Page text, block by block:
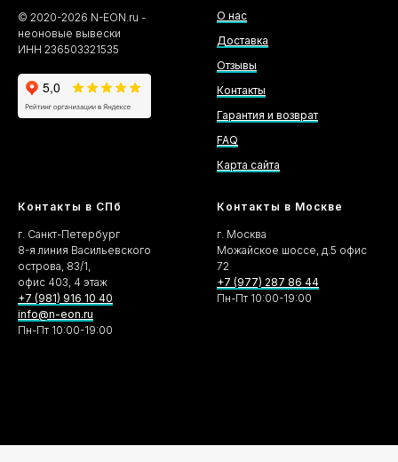
© 2020-2026 N-EON.ru -
неоновые вывески
ИНН 236503321535
О нас
Доставка
Отзывы
Контакты
Гарантия и возврат
FAQ
Карта сайта
Контакты в СПб
г. Санкт-Петербург
8-я линия Васильевского
острова, 83/1,
офис 403, 4 этаж
+7 (981) 916 10 40
info@n-eon.ru
Пн-Пт 10:00-19:00
Контакты в Москве
г. Москва
Можайское шоссе, д.5 офис
72
+7 (977) 287 86 44
Пн-Пт 10:00-19:00